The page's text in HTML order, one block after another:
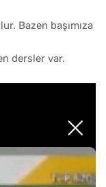
Bazen başımıza
dersler var.